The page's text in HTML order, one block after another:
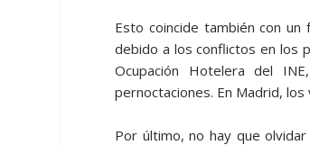
Esto coincide también con
debido a los conflictos en los
Ocupación Hotelera del
pernoctaciones. En Madrid,
Por último, no hay que